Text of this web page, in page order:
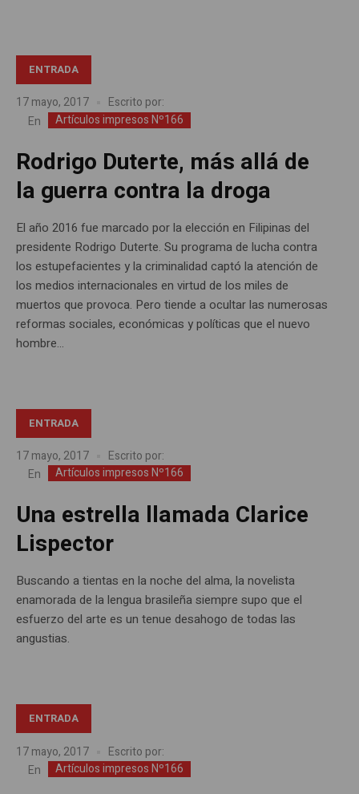
ENTRADA
17 mayo, 2017
Escrito por:
En
Artículos impresos Nº166
Rodrigo Duterte, más allá de
la guerra contra la droga
El año 2016 fue marcado por la elección en Filipinas del
presidente Rodrigo Duterte. Su programa de lucha contra
los estupefacientes y la criminalidad captó la atención de
los medios internacionales en virtud de los miles de
muertos que provoca. Pero tiende a ocultar las numerosas
reformas sociales, económicas y políticas que el nuevo
hombre...
ENTRADA
17 mayo, 2017
Escrito por:
En
Artículos impresos Nº166
Una estrella llamada Clarice
Lispector
Buscando a tientas en la noche del alma, la novelista
enamorada de la lengua brasileña siempre supo que el
esfuerzo del arte es un tenue desahogo de todas las
angustias.
ENTRADA
17 mayo, 2017
Escrito por:
En
Artículos impresos Nº166